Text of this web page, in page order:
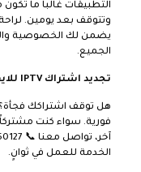
التطبيقات غالباً ما تكون
وتتوقف بعد يومين.
يضمن لك الخصوصية
الجميع.
تجديد اشتراك IPTV للايفون
هل توقف اشتراكك
فورية. سواء كنت مشتركاً
آخر، تواصل معنا 📞
الخدمة للعمل في ثوانٍ.